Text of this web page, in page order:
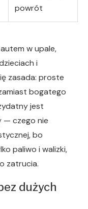
powrót
w upale,
i
zasada: proste
bogatego
jest
— czego nie
bo
paliwo i walizki,
zatrucia.
dużych